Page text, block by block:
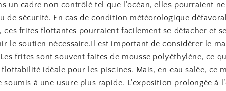
un cadre non contrôlé tel que l’océan, elles pourraient
de sécurité. En cas de condition météorologique
ces frites flottantes pourraient facilement se détacher et
le soutien nécessaire.Il est important de considérer le
frites sont souvent faites de mousse polyéthylène, ce
idéale pour les piscines. Mais, en eau salée, ce
à une usure plus rapide. L’exposition prolongée à